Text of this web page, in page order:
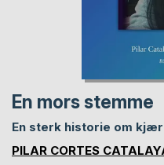
En mors stemme
En sterk historie om
PILAR CORTES